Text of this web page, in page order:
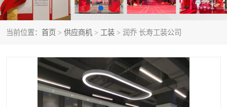
当前位置： 首页 > 供应商机 > 工装 > 润乔 长寿工装公司
标识标牌类 写真喷绘类
展架 条幅